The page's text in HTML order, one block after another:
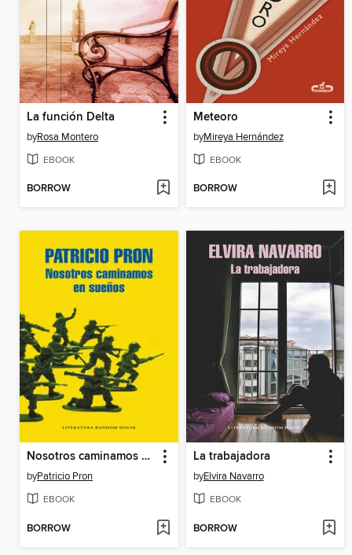
La función Delta
byRosa Montero
EBOOK
BORROW
Meteoro
byMireya Hernández
EBOOK
BORROW
Nosotros caminamos en sueños
byPatricio Pron
EBOOK
BORROW
La trabajadora
byElvira Navarro
EBOOK
BORROW